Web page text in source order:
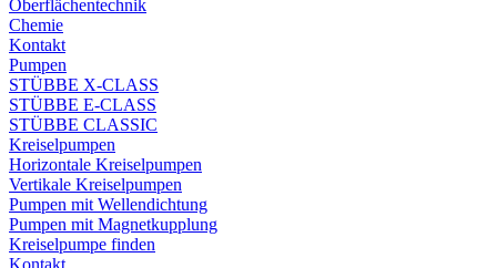
Oberflächentechnik
Chemie
Kontakt
Pumpen
STÜBBE X-CLASS
STÜBBE E-CLASS
STÜBBE CLASSIC
Kreiselpumpen
Horizontale Kreiselpumpen
Vertikale Kreiselpumpen
Pumpen mit Wellendichtung
Pumpen mit Magnetkupplung
Kreiselpumpe finden